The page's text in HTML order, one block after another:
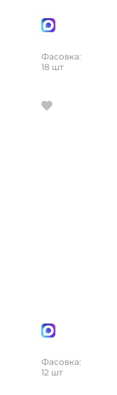
Фасовка:
18 шт
Фасовка:
12 шт